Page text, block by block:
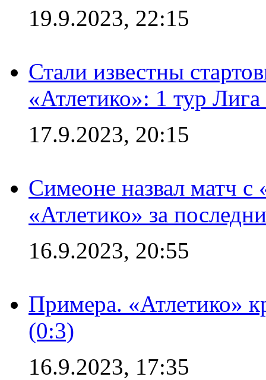
19.9.2023, 22:15
Стали известны
«Атлетико»: 1 тур
17.9.2023, 20:15
Симеоне назвал матч
«Атлетико» за
16.9.2023, 20:55
Примера. «Атлетико»
(0:3)
16.9.2023, 17:35